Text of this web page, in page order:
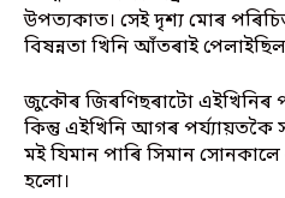
উপত্যকাত। সেই দৃশ্য মোৰ
বিষন্নতা খিনি আঁতৰাই
জুকৌৰ জিৰণিছৰাটো এইখিনিৰ
কিন্তু এইখিনি আগৰ
মই যিমান পাৰি সিমান
হলো।